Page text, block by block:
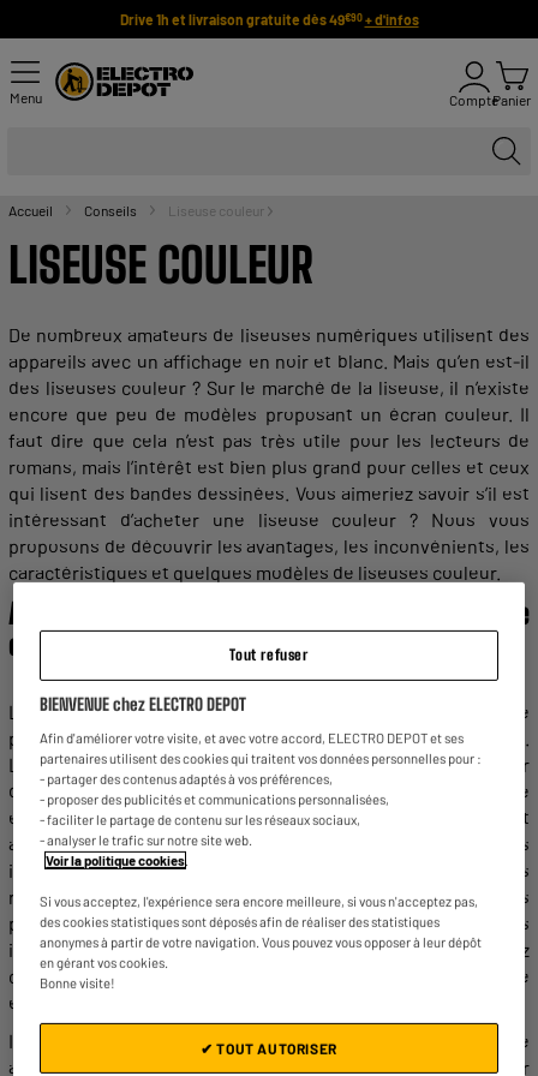
Drive 1h et livraison gratuite dès 49€90 + d'infos
Menu ComptePanier
Accueil Conseils Liseuse couleur
LISEUSE COULEUR
De nombreux amateurs de liseuses numériques utilisent des
appareils avec un affichage en noir et blanc. Mais qu’en est-il
des liseuses couleur ? Sur le marché de la liseuse, il n’existe
encore que peu de modèles proposant un écran couleur. Il
faut dire que cela n’est pas très utile pour les lecteurs de
romans, mais l’intérêt est bien plus grand pour celles et ceux
qui lisent des bandes dessinées. Vous aimeriez savoir s’il est
intéressant d’acheterune liseuse couleur ? Nous vous
proposons de découvrir les avantages, les inconvénients, les
caractéristiques et quelques modèles de liseuses couleur.
Avantages et inconvénients de la
liseuse
couleur
L’un des principaux avantages de la
est qu’elle
permetd’afficher lacouleurdes contenus qui en contiennent.
Lesebooks pour liseusesles plus susceptibles de contenir
des couleurssont les bandes dessinées : la plupart d’entre
elles sont très colorées ! Dans ce cas, l’écran
permet
aulecteurde se plonger de ces récits de façon plus
immersive. Il en est de même pour les contenus illustrés. Les
représentations, les images, les photographies et les dessins
présents dans certainslivres numériquessont bien plus
intéressants lorsqu’ils sont visionnés encouleur. Si vous lisez
ce type de contenu, la
est adaptée
et constitue un très bon choix.
Il peut être également intéressant de profiter d’une interface
avec des menus et des sections encouleurpour améliorer
Tout refuser
BIENVENUE chez ELECTRO DEPOT
Afin d'améliorer votre visite, et avec votre accord, ELECTRO DEPOT et ses
partenaires utilisent des cookies qui traitent vos données personnelles pour :
- partager des contenus adaptés à vos préférences,
- proposer des publicités et communications personnalisées,
- faciliter le partage de contenu sur les réseaux sociaux,
- analyser le trafic sur notre site web.
Voir la politique cookies.
Si vous acceptez, l'expérience sera encore meilleure, si vous n'acceptez pas,
des cookies statistiques sont déposés afin de réaliser des statistiques
anonymes à partir de votre navigation. Vous pouvez vous opposer à leur dépôt
en gérant vos cookies.
Bonne visite!
✔ TOUT AUTORISER